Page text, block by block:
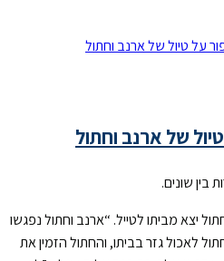
של ארנב וחתול
בין שונים.
יצא מביתו לטייל. “ארנב וחתול נפגשו
לאכול גזר בביתו, והחתול הזמין את